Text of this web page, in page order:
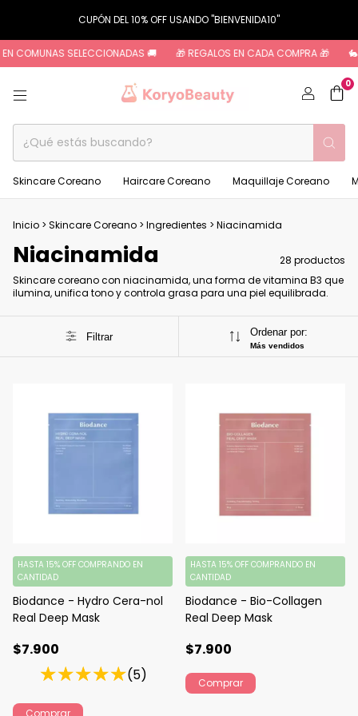
CUPÓN DEL 10% OFF USANDO "BIENVENIDA10"
SELECCIONADAS 🚚 🎁 REGALOS EN CADA COMPRA 🎁 🐇
0
Skincare Coreano Haircare Coreano Maquillaje Coreano
Inicio > Skincare Coreano > Ingredientes > Niacinamida
Niacinamida
28 productos
Skincare coreano con niacinamida, una forma de vitamina B3 que
ilumina, unifica tono y controla grasa para una piel equilibrada.
Filtrar Ordenar por:
Más vendidos
Biodance - Hydro Cera-nol
Real Deep Mask
$7.900
(5)
HASTA 15% OFF COMPRANDO EN
CANTIDAD
Biodance - Bio-Collagen
Real Deep Mask
$7.900
HASTA 15% OFF COMPRANDO EN
CANTIDAD